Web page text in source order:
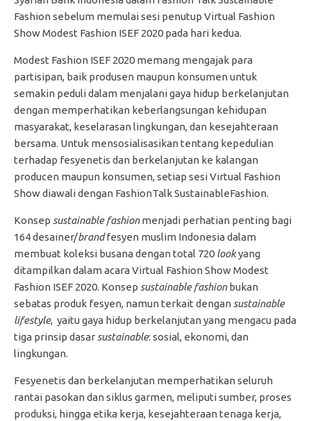
Fashion sebelum memulai sesi penutup Virtual Fashion
Show Modest Fashion ISEF 2020 pada hari kedua.
Modest Fashion ISEF 2020 memang mengajak para
partisipan, baik produsen maupun konsumen untuk
semakin peduli dalam menjalani gaya hidup berkelanjutan
dengan memperhatikan keberlangsungan kehidupan
masyarakat, keselarasan lingkungan, dan kesejahteraan
bersama. Untuk mensosialisasikan tentang kepedulian
terhadap fesyenetis dan berkelanjutan ke kalangan
producen maupun konsumen, setiap sesi Virtual Fashion
Show diawali dengan FashionTalk SustainableFashion.
Konsep sustainable fashionmenjadi perhatian penting bagi
164 desainer/brandfesyen muslim Indonesia dalam
membuat koleksi busana dengan total 720 lookyang
ditampilkan dalam acara Virtual Fashion Show Modest
Fashion ISEF 2020. Konsep sustainable fashionbukan
sebatas produk fesyen, namun terkait dengansustainable
lifestyle, yaitu gaya hidup berkelanjutan yang mengacu pada
tiga prinsip dasarsustainable: sosial, ekonomi, dan
lingkungan.
Fesyenetis dan berkelanjutan memperhatikan seluruh
rantai pasokan dan siklus garmen, meliputi sumber, proses
produksi, hingga etika kerja, kesejahteraan tenaga kerja,